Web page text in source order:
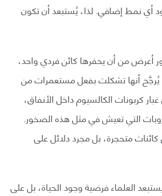
أي نمط إضافي. لذا، يُستبعد أن تكون
أعرض من أن يحفرها كائن فردي واحد،
يُرجَّح أنها تشكلت بفعل مستعمرات من
كربونات الكالسيوم داخل الأنفاق،
التي تعيش في مثل هذه الصخور.
متحجرة، بل مجرد دلائل على
العلماء فرضية وجود الحياة، بل على